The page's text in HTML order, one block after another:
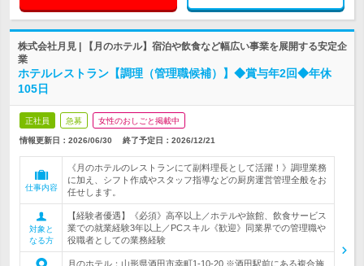
株式会社月見 | 【月のホテル】宿泊や飲食など幅広い事業を展開する安定企
業
ホテルレストラン【調理（管理職候補）】◆賞与年2回◆年休
105日
正社員 急募 女性のおしごと掲載中
情報更新日：2026/06/30 終了予定日： 2026/12/21
仕事内容
《月のホテルのレストランにて副料理長として活躍！》調理業務
に加え、シフト作成やスタッフ指導などの厨房運営管理全般をお
任せします。
対象と
なる方
【経験者優遇】《必須》高卒以上／ホテルや旅館、飲食サービス
業での就業経験3年以上／PCスキル《歓迎》同業界での管理職や
役職者としての業務経験
月のホテル：山形県酒田市幸町1-10-20 ※酒田駅前にある複合施